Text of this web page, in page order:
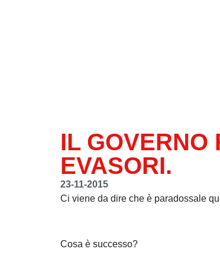
IL GOVERNO
EVASORI.
23-11-2015
Ci viene da dire che è paradossale
Cosa è successo?